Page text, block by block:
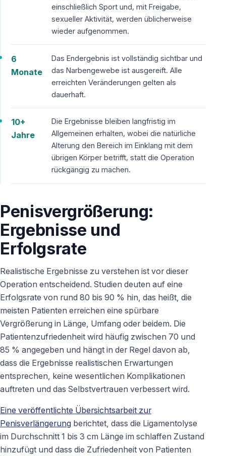
einschließlich Sport und, mit Freigabe,
sexueller Aktivität, werden üblicherweise
wieder aufgenommen.
6
Monate
Das Endergebnis ist vollständig sichtbar und
das Narbengewebe ist ausgereift. Alle
erreichten Veränderungen gelten als
dauerhaft.
10+
Jahre
Die Ergebnisse bleiben langfristig im
Allgemeinen erhalten, wobei die natürliche
Alterung den Bereich im Einklang mit dem
übrigen Körper betrifft, statt die Operation
rückgängig zu machen.
Penisvergrößerung:
Ergebnisse und
Erfolgsrate
Realistische Ergebnisse zu verstehen ist vor dieser
Operation entscheidend. Studien deuten auf eine
Erfolgsrate von rund 80 bis 90 % hin, das heißt, die
meisten Patienten erreichen eine spürbare
Vergrößerung in Länge, Umfang oder beidem. Die
Patientenzufriedenheit wird häufig zwischen 70 und
85 % angegeben und hängt in der Regel davon ab,
dass die Ergebnisse realistischen Erwartungen
entsprechen, keine wesentlichen Komplikationen
auftreten und das Selbstvertrauen verbessert wird.
Eine veröffentlichte Übersichtsarbeit zur
Penisverlängerung berichtet, dass die Ligamentolyse
im Durchschnitt 1 bis 3 cm Länge im schlaffen Zustand
hinzufügt und dass die Zufriedenheit von Patienten